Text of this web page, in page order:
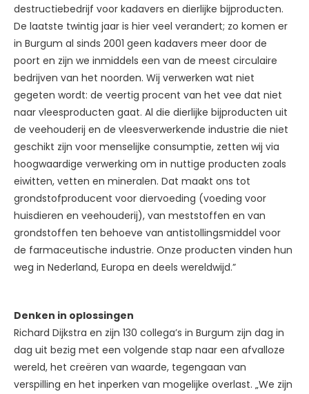
destructiebedrijf voor kadavers en dierlijke bijproducten.
De laatste twintig jaar is hier veel verandert; zo komen er
in Burgum al sinds 2001 geen kadavers meer door de
poort en zijn we inmiddels een van de meest circulaire
bedrijven van het noorden. Wij verwerken wat niet
gegeten wordt: de veertig procent van het vee dat niet
naar vleesproducten gaat. Al die dierlijke bijproducten uit
de veehouderij en de vleesverwerkende industrie die niet
geschikt zijn voor menselijke consumptie, zetten wij via
hoogwaardige verwerking om in nuttige producten zoals
eiwitten, vetten en mineralen. Dat maakt ons tot
grondstofproducent voor diervoeding (voeding voor
huisdieren en veehouderij), van meststoffen en van
grondstoffen ten behoeve van antistollingsmiddel voor
de farmaceutische industrie. Onze producten vinden hun
weg in Nederland, Europa en deels wereldwijd.”
Denken in oplossingen
Richard Dijkstra en zijn 130 collega’s in Burgum zijn dag in
dag uit bezig met een volgende stap naar een afvalloze
wereld, het creëren van waarde, tegengaan van
verspilling en het inperken van mogelijke overlast. „We zijn